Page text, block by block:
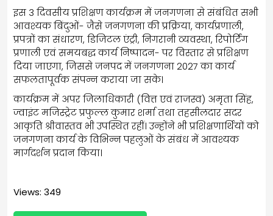
इस 3 दिवसीय प्रशिक्षण कार्यक्रम में जनगणना से संबंधित सभी
आवश्यक बिंदुओं- जैसे जनगणना की प्रक्रिया, कार्यप्रणाली,
प्रपत्रों का संधारण, डिजिटल एंट्री, निगरानी व्यवस्था, रिपोर्टिंग
प्रणाली एवं समयबद्ध कार्य निष्पादन- पर विस्तार से प्रशिक्षण
दिया जाएगा, जिससे जनपद में जनगणना 2027 का कार्य
सफलतापूर्वक संपन्न कराया जा सके।
कार्यक्रम में अपर जिलाधिकारी (वित्त एवं राजस्व) अमृता सिंह,
ज्वाइंट मजिस्ट्रेट प्रफुल्ल कुमार शर्मा तथा तहसीलदार सदर
आकृति श्रीवास्तव भी उपस्थित रहीं। उन्होंने भी प्रशिक्षणार्थियों को
जनगणना कार्य के विभिन्न पहलुओं के संबंध में आवश्यक
मार्गदर्शन प्रदान किया।
Views: 349